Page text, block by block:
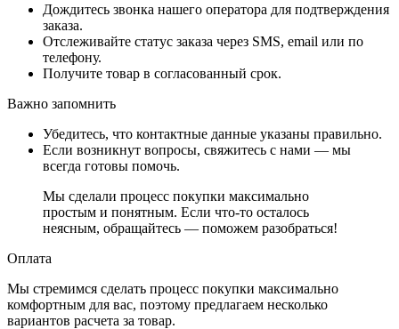
Дождитесь звонка нашего оператора для подтверждения
заказа.
Отслеживайте статус заказа через SMS, email или по
телефону.
Получите товар в согласованный срок.
Важно запомнить
Убедитесь, что контактные данные указаны правильно.
Если возникнут вопросы, свяжитесь с нами — мы
всегда готовы помочь.
Мы сделали процесс покупки максимально
простым и понятным. Если что-то осталось
неясным, обращайтесь — поможем разобраться!
Оплата
Мы стремимся сделать процесс покупки максимально
комфортным для вас, поэтому предлагаем несколько
вариантов расчета за товар.